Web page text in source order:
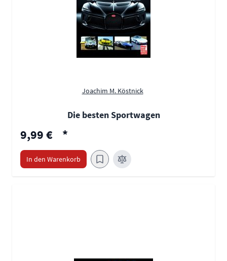
Joachim M. Köstnick
Die besten Sportwagen
9,99 € *
In den Warenkorb